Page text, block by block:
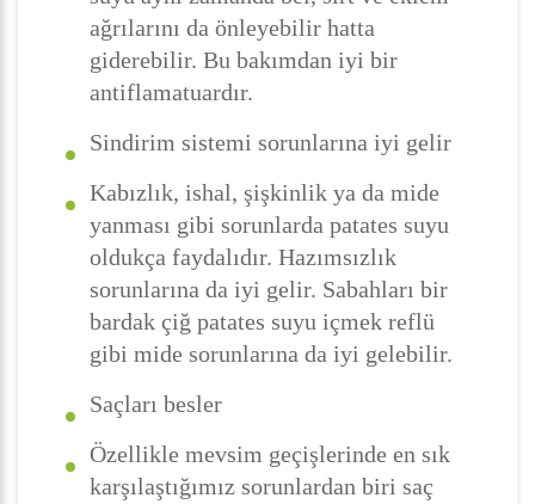
ağrılarını da önleyebilir hatta
giderebilir. Bu bakımdan iyi bir
antiflamatuardır.
Sindirim sistemi sorunlarına iyi gelir
Kabızlık, ishal, şişkinlik ya da mide
yanması gibi sorunlarda patates suyu
oldukça faydalıdır. Hazımsızlık
sorunlarına da iyi gelir. Sabahları bir
bardak çiğ patates suyu içmek reflü
gibi mide sorunlarına da iyi gelebilir.
Saçları besler
Özellikle mevsim geçişlerinde en sık
karşılaştığımız sorunlardan biri saç